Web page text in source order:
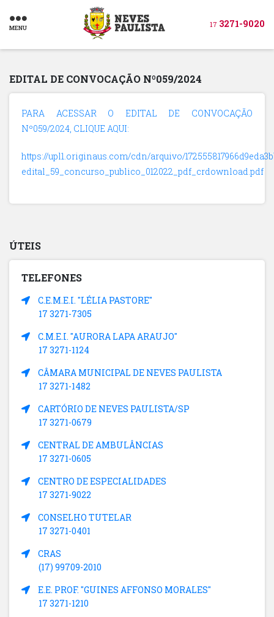
MENU 17 3271-9020
EDITAL DE CONVOCAÇÃO Nº059/2024
PARA ACESSAR O EDITAL DE CONVOCAÇÃO
Nº059/2024, CLIQUE AQUI:
https://upl1.originaus.com/cdn/arquivo/
edital_59_concurso_publico_012022_pdf_crdownload.pdf
ÚTEIS
TELEFONES
C.E.M.E.I. "LÉLIA PASTORE"
17 3271-7305
C.M.E.I. "AURORA LAPA ARAUJO"
17 3271-1124
CÂMARA MUNICIPAL DE NEVES PAULISTA
17 3271-1482
CARTÓRIO DE NEVES PAULISTA/SP
17 3271-0679
CENTRAL DE AMBULÂNCIAS
17 3271-0605
CENTRO DE ESPECIALIDADES
17 3271-9022
CONSELHO TUTELAR
17 3271-0401
CRAS
(17) 99709-2010
E.E. PROF. "GUINES AFFONSO MORALES"
17 3271-1210